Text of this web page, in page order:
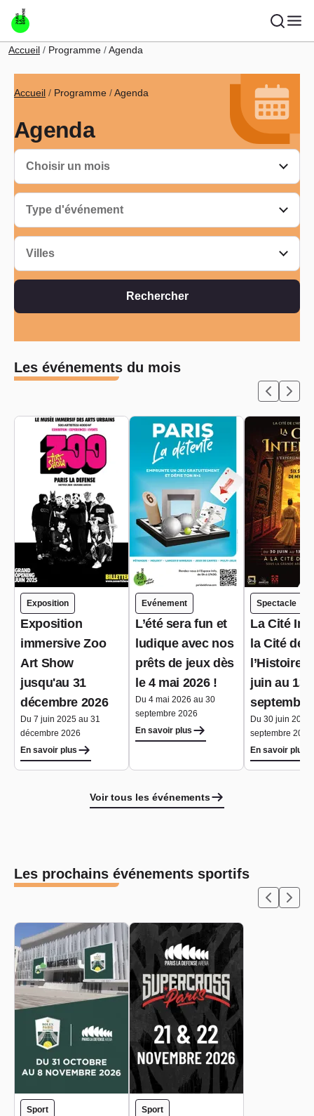
Aller au contenu principal
Fil d'Ariane
Accueil Programme Agenda
Fil d'Ariane
Accueil Programme Agenda
Agenda
Choisir un mois
Type d'événement
Villes
Rechercher
Les événements du mois
Exposition
Exposition
immersive Zoo
Art Show
jusqu'au 31
décembre 2026
Du 7 juin 2025 au 31
décembre 2026
En savoir plus
Evénement
L’été sera fun et
ludique avec nos
prêts de jeux dès
le 4 mai 2026 !
Du 4 mai 2026 au 30
septembre 2026
En savoir plus
Spectacle
La Cité
la Cité de
l’Histoire
juin au 13
septembre
Du 30 juin 2026
septembre 2026
En savoir plus
Voir tous les événements
Les prochains événements sportifs
Sport Sport